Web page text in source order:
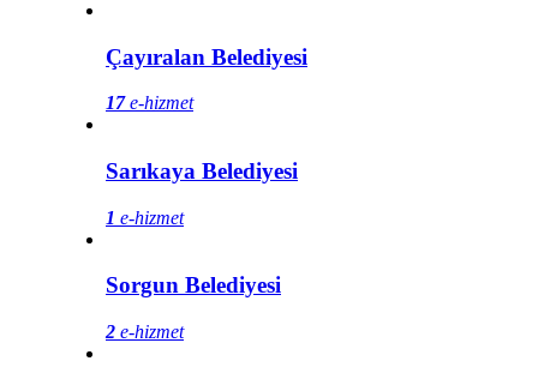
Çayıralan Belediyesi
17e-hizmet
Sarıkaya Belediyesi
1 e-hizmet
Sorgun Belediyesi
2 e-hizmet